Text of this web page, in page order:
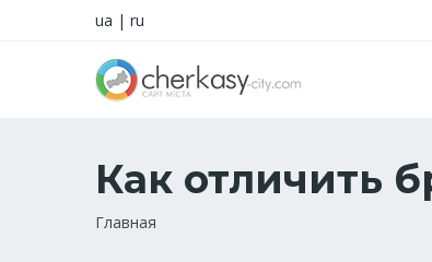
ua | ru
Как отличить
Строка
Главная